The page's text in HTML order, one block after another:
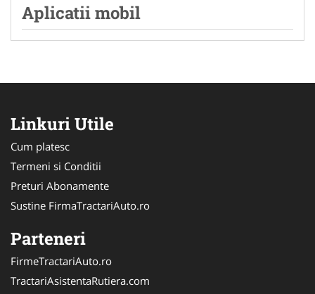
Aplicatii mobil
Linkuri Utile
Cum platesc
Termeni si Conditii
Preturi Abonamente
Sustine FirmaTractariAuto.ro
Parteneri
FirmeTractariAuto.ro
TractariAsistentaRutiera.com